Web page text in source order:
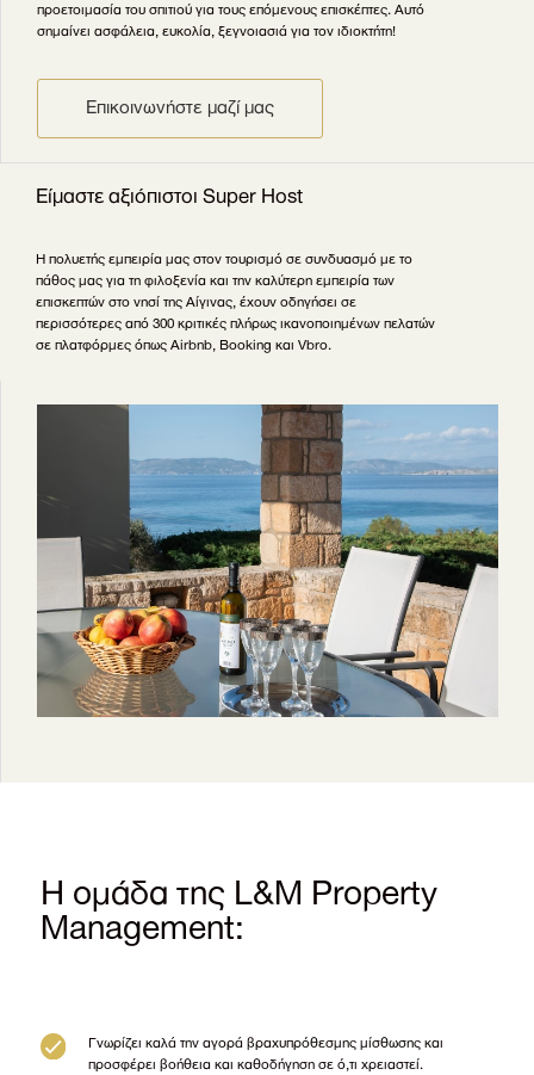
προετοιμασία του σπιτιού για τους επόμενους επισκέπτες. Αυτό
σημαίνει ασφάλεια, ευκολία, ξεγνοιασιά για τον ιδιοκτήτη!
Επικοινωνήστε μαζί μας
Είμαστε αξιόπιστοι Super Host
Η πολυετής εμπειρία μας στον τουρισμό σε συνδυασμό με το
πάθος μας για τη φιλοξενία και την καλύτερη εμπειρία των
επισκεπτών στο νησί της Αίγινας, έχουν οδηγήσει σε
περισσότερες από 300 κριτικές πλήρως ικανοποιημένων πελατών
σε πλατφόρμες όπως Airbnb, Booking και Vbro.
Η ομάδα της L&M Property
Management:
Γνωρίζει καλά την αγορά βραχυπρόθεσμης μίσθωσης και
προσφέρει βοήθεια και καθοδήγηση σε ό,τι χρειαστεί.